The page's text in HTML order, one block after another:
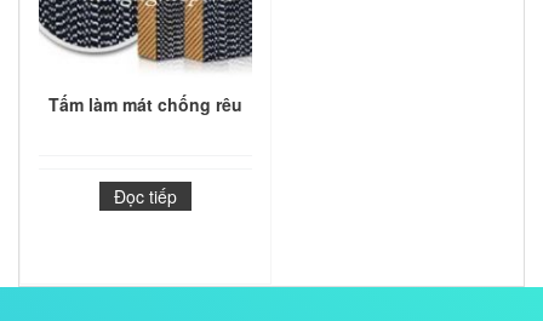
Tấm làm mát chống rêu
Đọc tiếp